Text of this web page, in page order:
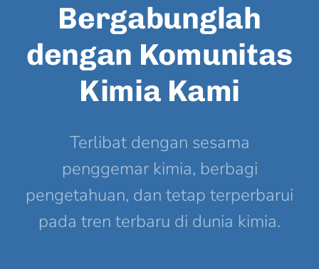
Bergabunglah
dengan Komunitas
Kimia Kami
Terlibat dengan sesama
penggemar kimia, berbagi
pengetahuan, dan tetap terperbarui
pada tren terbaru di dunia kimia.